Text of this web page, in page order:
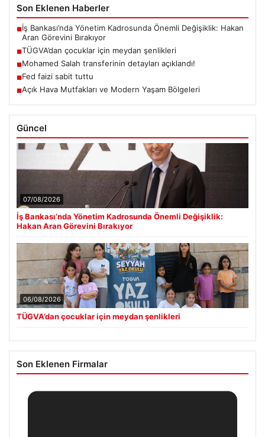
Son Eklenen Haberler
■İş Bankası’nda Yönetim Kadrosunda Önemli Değişiklik: Hakan
Aran Görevini Bırakıyor
■TÜGVA’dan çocuklar için meydan şenlikleri
■Mohamed Salah transferinin detayları açıklandı!
■Fed faizi sabit tuttu
■Açık Hava Mutfakları ve Modern Yaşam Bölgeleri
Güncel
07/08/2026
İş Bankası’nda Yönetim Kadrosunda Önemli Değişiklik:
Hakan Aran Görevini Bırakıyor
06/08/2026
TÜGVA’dan çocuklar için meydan şenlikleri
Son Eklenen Firmalar